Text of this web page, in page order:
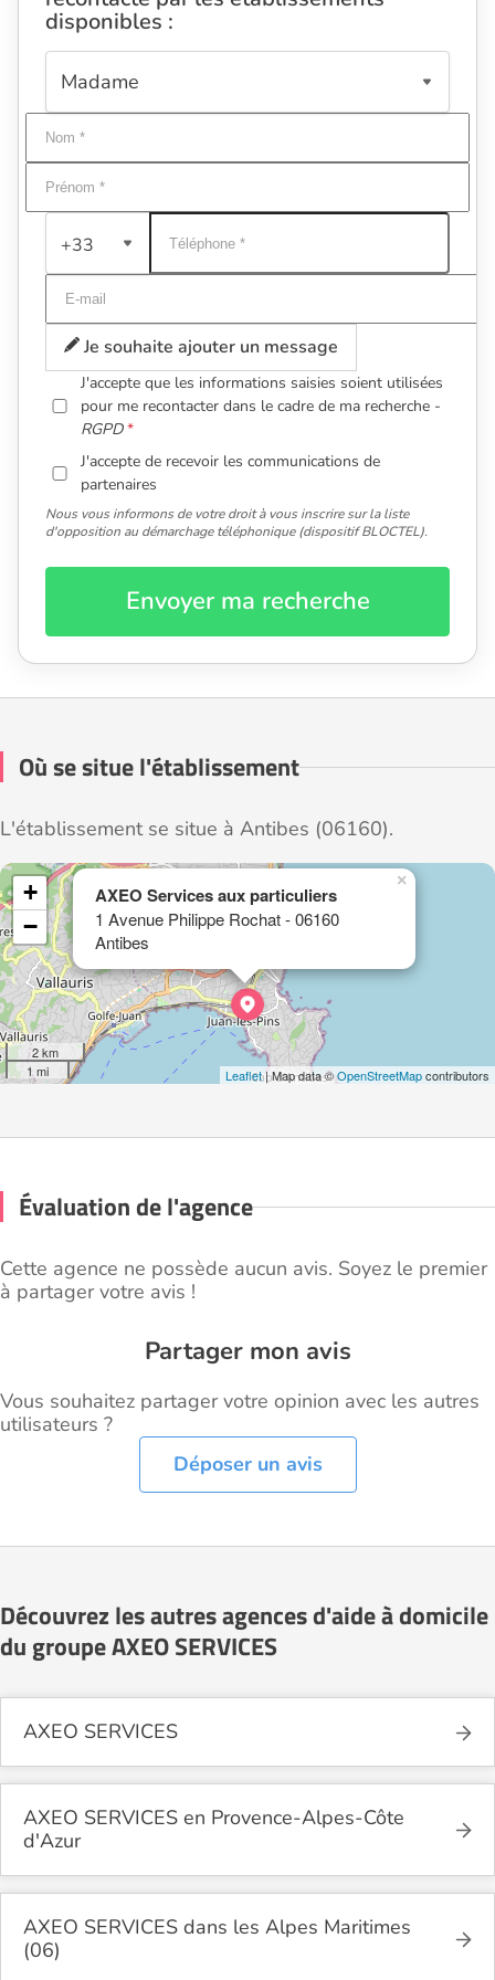
disponibles :
+33
Je souhaite ajouter un message
J'accepte que les informations saisies soient utilisées
pour me recontacter dans le cadre de ma recherche -
RGPD
J'accepte de recevoir les communications de
partenaires
Nous vous informons de votre droit à vous inscrire sur la liste
d'opposition au démarchage téléphonique (dispositif BLOCTEL).
Envoyer ma recherche
Où se situe l'établissement
L'établissement se situe à Antibes (06160).
AXEO Services aux particuliers
1 Avenue Philippe Rochat - 06160
Antibes
×
+
−
2 km
1 mi
Leaflet| Map data ©OpenStreetMapcontributors
Évaluation de l'agence
Cette agence ne possède aucun avis. Soyez le premier
à partager votre avis !
Partager mon avis
Vous souhaitez partager votre opinion avec les autres
utilisateurs ?
Déposer un avis
Découvrez les autres agences d'aide à domicile
du groupe AXEO SERVICES
AXEO SERVICES
AXEO SERVICES en Provence-Alpes-Côte
d'Azur
AXEO SERVICES dans les Alpes Maritimes
(06)